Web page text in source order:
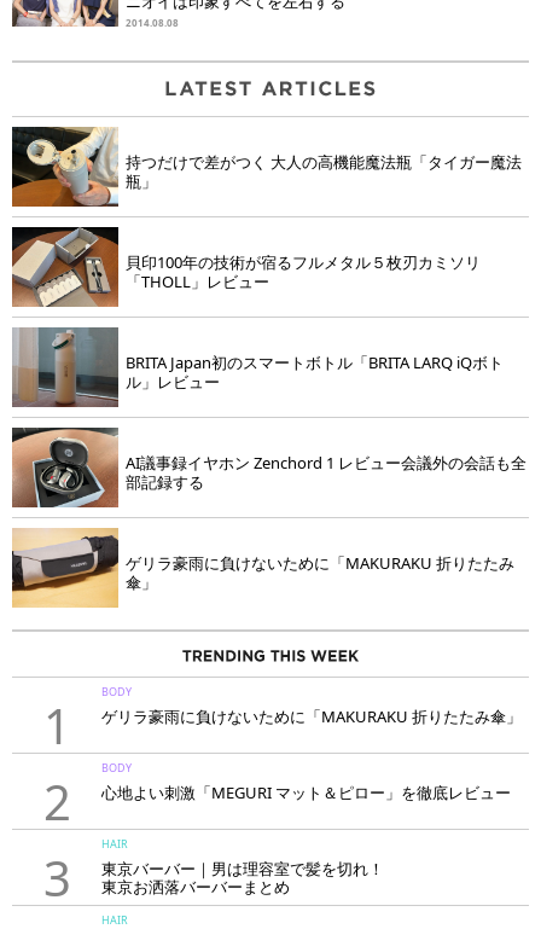
2014.08.08
持つだけで差がつく 大人の高機能魔法瓶「タイガー魔法
瓶」
貝印100年の技術が宿るフルメタル５枚刃カミソリ
「THOLL」レビュー
BRITA Japan初のスマートボトル「BRITA LARQ iQボト
ル」レビュー
AI議事録イヤホン Zenchord 1 レビュー会議外の会話も全
部記録する
ゲリラ豪雨に負けないために「MAKURAKU 折りたたみ
傘」
1
BODY
ゲリラ豪雨に負けないために「MAKURAKU 折りたたみ傘」
2
BODY
心地よい刺激「MEGURI マット＆ピロー」を徹底レビュー
3
HAIR
東京バーバー｜男は理容室で髪を切れ！
東京お洒落バーバーまとめ
HAIR